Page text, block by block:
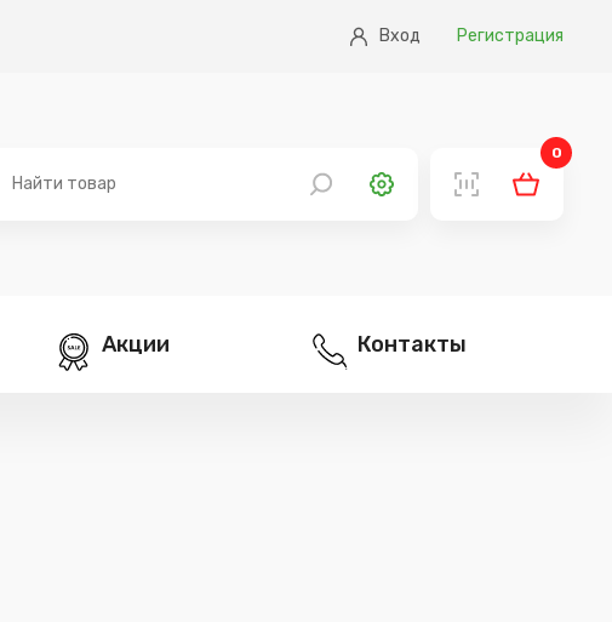
Вход Регистрация
0
Акции Контакты